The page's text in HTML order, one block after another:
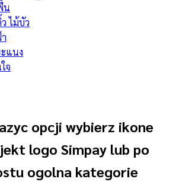
น
ไม้บัว
แนง
จ
opcji wybierz ikone
logo Simpay lub po
ogolna kategorie